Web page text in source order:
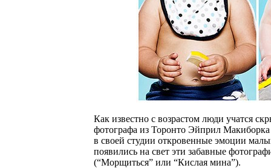
Как известно с возрастом люди учатся
фотографа из Торонто Эйприл
в своей студии откровенные эмоции
появились на свет эти забавные
(“Морщиться” или “Кислая мина”).